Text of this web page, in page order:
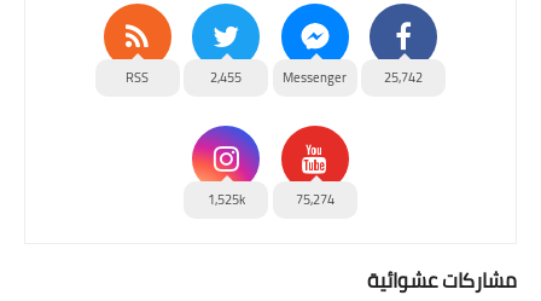
25,742
Messenger
2,455
RSS
75,274
1,525k
مشاركات عشوائية